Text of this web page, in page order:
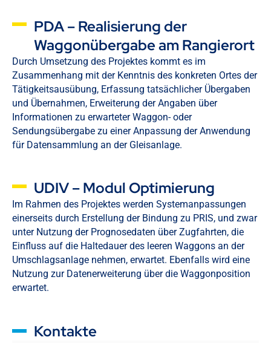
PDA – Realisierung der
Waggonübergabe am Rangierort
Durch Umsetzung des Projektes kommt es im
Zusammenhang mit der Kenntnis des konkreten Ortes der
Tätigkeitsausübung, Erfassung tatsächlicher Übergaben
und Übernahmen, Erweiterung der Angaben über
Informationen zu erwarteter Waggon- oder
Sendungsübergabe zu einer Anpassung der Anwendung
für Datensammlung an der Gleisanlage.
UDIV – Modul Optimierung
Im Rahmen des Projektes werden Systemanpassungen
einerseits durch Erstellung der Bindung zu PRIS, und zwar
unter Nutzung der Prognosedaten über Zugfahrten, die
Einfluss auf die Haltedauer des leeren Waggons an der
Umschlagsanlage nehmen, erwartet. Ebenfalls wird eine
Nutzung zur Datenerweiterung über die Waggonposition
erwartet.
Kontakte